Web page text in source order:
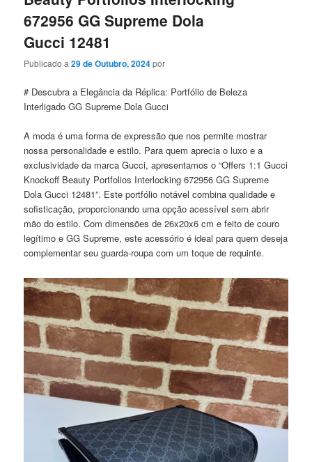
672956 GG Supreme Dola
Gucci 12481
Publicado a29 de Outubro, 2024por
# Descubra a Elegância da Réplica: Portfólio de Beleza
Interligado GG Supreme Dola Gucci
A moda é uma forma de expressão que nos permite mostrar
nossa personalidade e estilo. Para quem aprecia o luxo e a
exclusividade da marca Gucci, apresentamos o “Offers 1:1 Gucci
Knockoff Beauty Portfolios Interlocking 672956 GG Supreme
Dola Gucci 12481”. Este portfólio notável combina qualidade e
sofisticação, proporcionando uma opção acessível sem abrir
mão do estilo. Com dimensões de 26x20x6 cm e feito de couro
legítimo e GG Supreme, este acessório é ideal para quem deseja
complementar seu guarda-roupa com um toque de requinte.